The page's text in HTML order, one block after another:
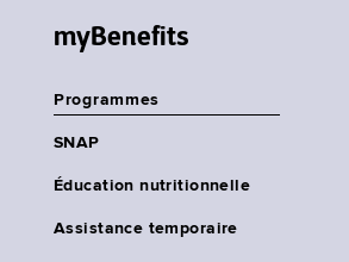
myBenefits
Programmes
SNAP
Éducation nutritionnelle
Assistance temporaire